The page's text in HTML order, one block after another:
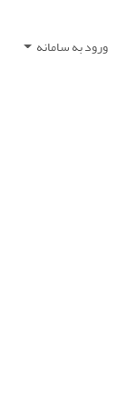
ورود به سامانه